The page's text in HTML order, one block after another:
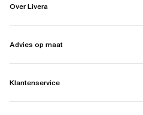
Over Livera
Advies op maat
Klantenservice